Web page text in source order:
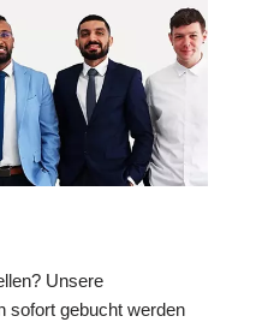
Unsere
sofort gebucht werden